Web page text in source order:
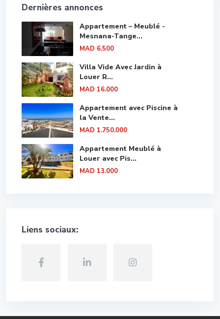
Dernières annonces
Appartement – Meublé -
Mesnana-Tange...
MAD 6.500
Villa Vide Avec Jardin à
Louer R...
MAD 16.000
Appartement avec Piscine à
la Vente...
MAD 1.750.000
Appartement Meublé à
Louer avec Pis...
MAD 13.000
Liens sociaux: